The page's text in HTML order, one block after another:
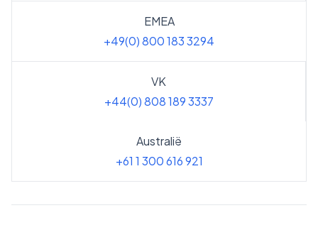
EMEA
+49(0) 800 183 3294
VK
+44(0) 808 189 3337
Australië
+61 1 300 616 921